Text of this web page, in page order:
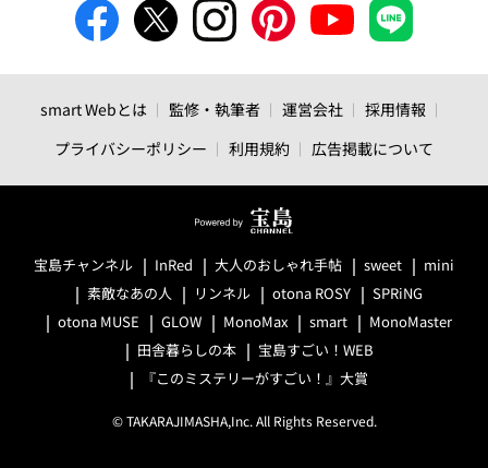
smart Webとは 監修・執筆者 運営会社
採用情報
プライバシーポリシー
利用規約 広告掲載について
宝島チャンネル InRed 大人のおしゃれ手帖 sweet
mini
素敵なあの人
リンネル otona ROSY
SPRiNG
otona MUSE
GLOW MonoMax smart
MonoMaster
田舎暮らしの本
宝島すごい！WEB
『このミステリーがすごい！』大賞
© TAKARAJIMASHA,Inc. All Rights Reserved.